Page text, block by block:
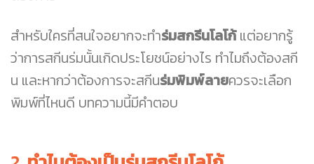
สำหรับใครที่สนใจอยากจะทำร่มสกรีนโลโก้แต่อยากรู้
ว่าการสกีนร่มนั้นเกิดประโยชน์อย่างไร ทำไมถึงต้องสกี
น และหากว่าต้องการจะสกีนร่มพิมพ์ลายควรจะเลือก
พิมพ์ที่ไหนดี บทความนี้มีคำตอบ